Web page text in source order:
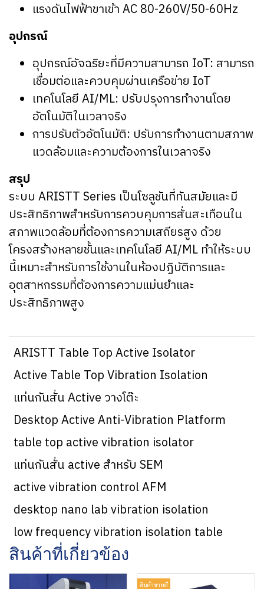
แรงดันไฟฟ้าขาเข้า AC 80-260V/50-60Hz
อุปกรณ์
อุปกรณ์อัจฉริยะที่มีความสามารถ IoT: สามารถ
เชื่อมต่อและควบคุมผ่านเครือข่าย IoT
เทคโนโลยี AI/ML: ปรับปรุงการทำงานโดย
อัตโนมัติในเวลาจริง
การปรับตัวอัตโนมัติ: ปรับการทำงานตามสภาพ
แวดล้อมและความต้องการในเวลาจริง
สรุป
ระบบ ARISTT Series เป็นโซลูชันที่ทันสมัยและมี
ประสิทธิภาพสำหรับการควบคุมการสั่นสะเทือนใน
สภาพแวดล้อมที่ต้องการความเสถียรสูง ด้วย
โครงสร้างหลายชั้นและเทคโนโลยี AI/ML ทำให้ระบบ
นี้เหมาะสำหรับการใช้งานในห้องปฏิบัติการและ
อุตสาหกรรมที่ต้องการความแม่นยำและ
ประสิทธิภาพสูง
ARISTT Table Top Active Isolator
Active Table Top Vibration Isolation
แท่นกันสั่น Active วางโต๊ะ
Desktop Active Anti-Vibration Platform
table top active vibration isolator
แท่นกันสั่น active สำหรับ SEM
active vibration control AFM
desktop nano lab vibration isolation
low frequency vibration isolation table
สินค้าที่เกี่ยวข้อง
สินค้าขายดี